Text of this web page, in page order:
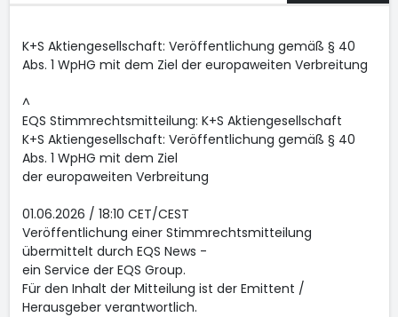
K+S Aktiengesellschaft: Veröffentlichung gemäß § 40
Abs. 1 WpHG mit dem Ziel der europaweiten Verbreitung
^
EQS Stimmrechtsmitteilung: K+S Aktiengesellschaft
K+S Aktiengesellschaft: Veröffentlichung gemäß § 40
Abs. 1 WpHG mit dem Ziel
der europaweiten Verbreitung
01.06.2026 / 18:10 CET/CEST
Veröffentlichung einer Stimmrechtsmitteilung
übermittelt durch EQS News -
ein Service der EQS Group.
Für den Inhalt der Mitteilung ist der Emittent /
Herausgeber verantwortlich.